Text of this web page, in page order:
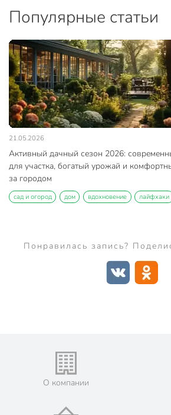
Популярные статьи
21.05.2026
Активный дачный сезон 2026:
для участка, богатый урожай и
за городом
сад и огород дом вдохновение лайфхаки
Понравилась запись?
О компании